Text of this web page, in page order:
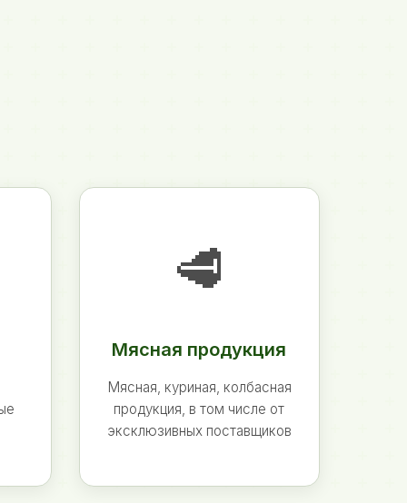
🥩
Мясная продукция
Мясная, куриная, колбасная
продукция, в том числе от
эксклюзивных поставщиков